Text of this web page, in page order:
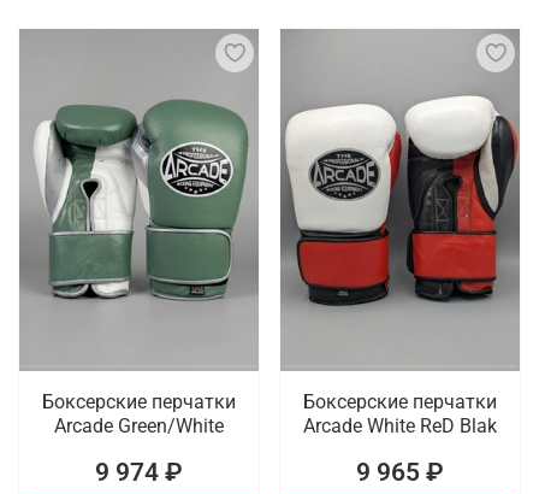
Боксерские перчатки
Arcade Green/White
9 974 ₽
Боксерские перчатки
Arcade White ReD Blak
9 965 ₽